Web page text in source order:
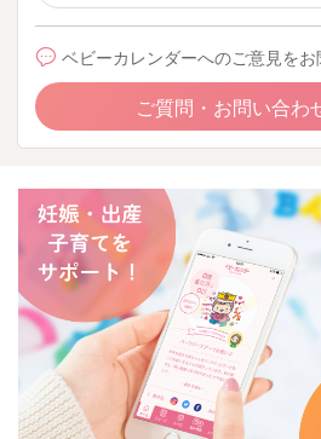
ベビーカレンダーへのご意見を
ご質問・お問い合わ